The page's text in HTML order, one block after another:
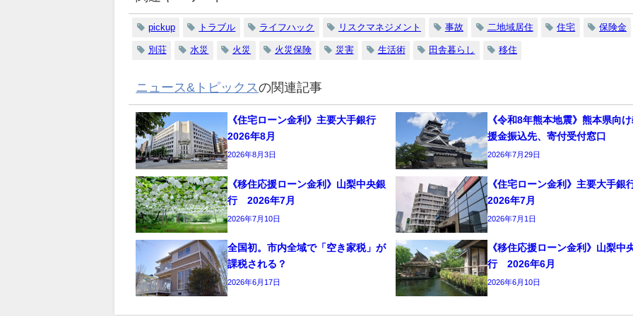
pickup トラブル ライフハック リスクマネジメント 事故 二地域居住 住宅 保険金
別荘 水災 火災 火災保険 災害 生活術 田舎暮らし 移住
ニュース&トピックスの関連記事
《住宅ローン金利》主要大手銀行
2026年8月
2026年8月3日
《令和8年熊本地震》熊本県向
援金振込先、寄付受付窓口
2026年7月29日
《移住応援ローン金利》山梨中央銀
行 2026年7月
2026年7月10日
《住宅ローン金利》主要大手銀
2026年7月
2026年7月1日
全国初。市内全域で「空き家税」が
課税される？
2026年6月17日
《移住応援ローン金利》山梨中
行 2026年6月
2026年6月10日